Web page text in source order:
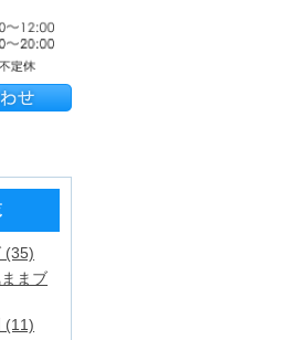
(35)
まブ
(11)